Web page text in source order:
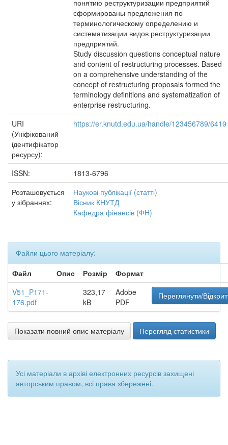
понятию реструктуризации предприятий
сформированы предложения по
терминологическому определению и
систематизации видов реструктуризации
предприятий.
Study discussion questions conceptual nature
and content of restructuring processes. Based
on a comprehensive understanding of the
concept of restructuring proposals formed the
terminology definitions and systematization of
enterprise restructuring.
URI
(Уніфікований
ідентифікатор
ресурсу):
https://er.knutd.edu.ua/handle/123456789/6419
ISSN:
1813-6796
Розташовується
у зібраннях:
Наукові публікації (статті)
Вісник КНУТД
Кафедра фінансів (ФН)
Файли цього матеріалу:
Файл
Опис Розмір
Формат
V51_P171-
176.pdf
323,17
kB
Adobe
PDF
Переглянути/
Показати повний опис матеріалу Перегляд статистики
Усі матеріали в архіві електронних ресурсів захищені
авторським правом, всі права збережені.